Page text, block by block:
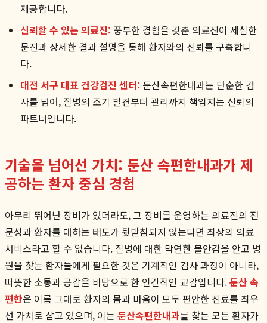
제공합니다.
신뢰할 수 있는 의료진: 풍부한 경험을 갖춘 의료진이 세심한
문진과 상세한 결과 설명을 통해 환자와의 신뢰를 구축합니
다.
대전 서구 대표 건강검진 센터: 둔산속편한내과는 단순한 검
사를 넘어, 질병의 조기 발견부터 관리까지 책임지는 신뢰의
파트너입니다.
기술을 넘어선 가치: 둔산 속편한내과가 제
공하는 환자 중심 경험
아무리 뛰어난 장비가 있더라도, 그 장비를 운영하는 의료진의 전
문성과 환자를 대하는 태도가 뒷받침되지 않는다면 최상의 의료
서비스라고 할 수 없습니다. 질병에 대한 막연한 불안감을 안고 병
원을 찾는 환자들에게 필요한 것은 기계적인 검사 과정이 아니라,
따뜻한 소통과 공감을 바탕으로 한 인간적인 교감입니다.둔산 속
편한은 이름 그대로 환자의 몸과 마음이 모두 편안한 진료를 최우
선 가치로 삼고 있으며, 이는 둔산속편한내과를 찾는 모든 환자가